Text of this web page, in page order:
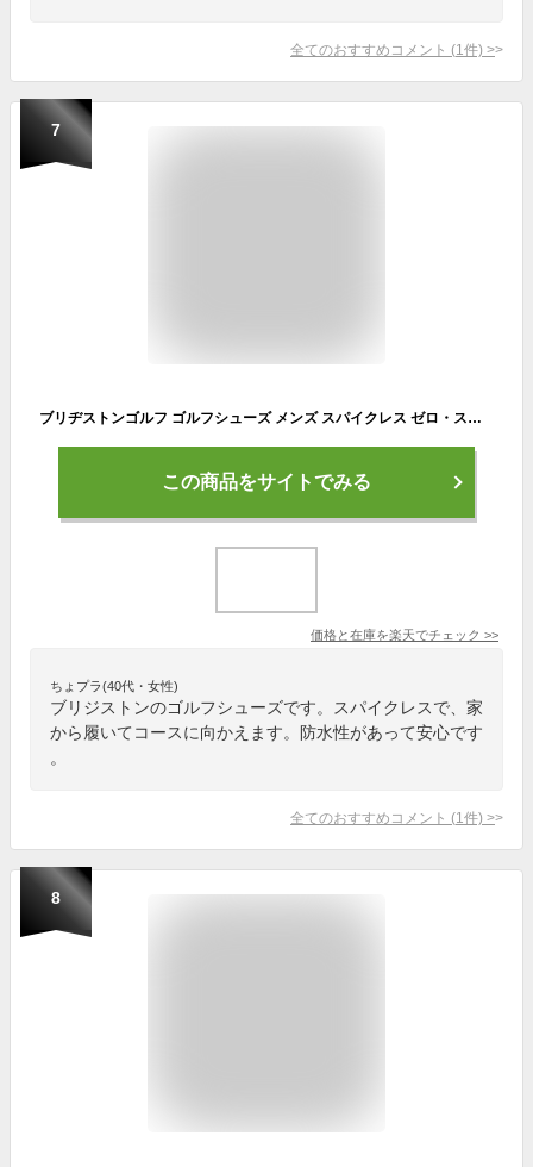
全てのおすすめコメント (1 件) >
7
ブリヂストンゴルフ ゴルフシューズ メンズ スパイクレス ゼロ・スパイク バイター ワイド SHG080
この商品をサイトでみる
価格と在庫を楽天でチェック >>
ちょプラ(40代・女性)
ブリジストンのゴルフシューズです。スパイクレスで、家
から履いてコースに向かえます。防水性があって安心です
。
全てのおすすめコメント (1 件) >
8